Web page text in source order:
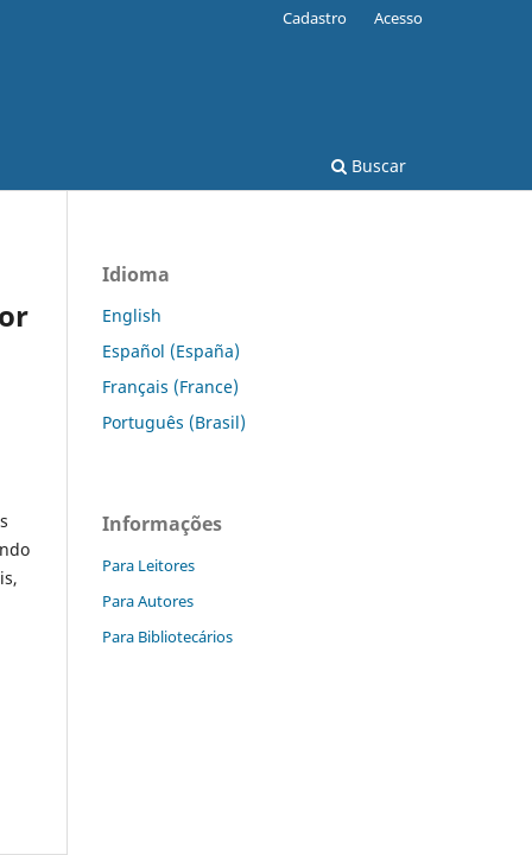
Buscar
Cadastro Acesso
Idioma
English
Español (España)
Français (France)
Português (Brasil)
Informações
Para Leitores
Para Autores
Para Bibliotecários